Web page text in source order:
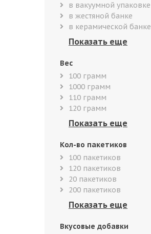
в вакуумной упаковке
в жестяной банке
в керамической банке
Вес
100 грамм
1000 грамм
110 грамм
120 грамм
Кол-во пакетиков
100 пакетиков
120 пакетиков
20 пакетиков
200 пакетиков
Вкусовые добавки